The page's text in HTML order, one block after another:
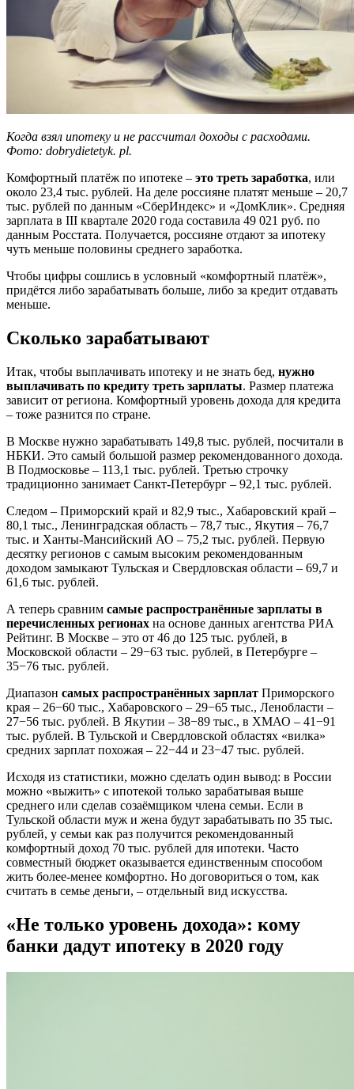
Когда взял ипотеку и не рассчитал доходы с расходами.
Фото: dobrydietetyk. pl.
Комфортный платёж по ипотеке – это треть заработка, или
около 23,4 тыс. рублей. На деле россияне платят меньше – 20,7
тыс. рублей по данным «СберИндекс» и «ДомКлик». Средняя
зарплата в III квартале 2020 года составила 49 021 руб. по
данным Росстата. Получается, россияне отдают за ипотеку
чуть меньше половины среднего заработка.
Чтобы цифры сошлись в условный «комфортный платёж»,
придётся либо зарабатывать больше, либо за кредит отдавать
меньше.
Сколько зарабатывают
Итак, чтобы выплачивать ипотеку и не знать бед, нужно
выплачивать по кредиту треть зарплаты. Размер платежа
зависит от региона. Комфортный уровень дохода для кредита
– тоже разнится по стране.
В Москве нужно зарабатывать 149,8 тыс. рублей, посчитали в
НБКИ. Это самый большой размер рекомендованного дохода.
В Подмосковье – 113,1 тыс. рублей. Третью строчку
традиционно занимает Санкт-Петербург – 92,1 тыс. рублей.
Следом – Приморский край и 82,9 тыс., Хабаровский край –
80,1 тыс., Ленинградская область – 78,7 тыс., Якутия – 76,7
тыс. и Ханты-Мансийский АО – 75,2 тыс. рублей. Первую
десятку регионов с самым высоким рекомендованным
доходом замыкают Тульская и Свердловская области – 69,7 и
61,6 тыс. рублей.
А теперь сравним самые распространённые зарплаты в
перечисленных регионах на основе данных агентства РИА
Рейтинг. В Москве – это от 46 до 125 тыс. рублей, в
Московской области – 29−63 тыс. рублей, в Петербурге –
35−76 тыс. рублей.
Диапазон самых распространённых зарплат Приморского
края – 26−60 тыс., Хабаровского – 29−65 тыс., Ленобласти –
27−56 тыс. рублей. В Якутии – 38−89 тыс., в ХМАО – 41−91
тыс. рублей. В Тульской и Свердловской областях «вилка»
средних зарплат похожая – 22−44 и 23−47 тыс. рублей.
Исходя из статистики, можно сделать один вывод: в России
можно «выжить» с ипотекой только зарабатывая выше
среднего или сделав созаёмщиком члена семьи. Если в
Тульской области муж и жена будут зарабатывать по 35 тыс.
рублей, у семьи как раз получится рекомендованный
комфортный доход 70 тыс. рублей для ипотеки. Часто
совместный бюджет оказывается единственным способом
жить более-менее комфортно. Но договориться о том, как
считать в семье деньги, – отдельный вид искусства.
«Не только уровень дохода»: кому
банки дадут ипотеку в 2020 году